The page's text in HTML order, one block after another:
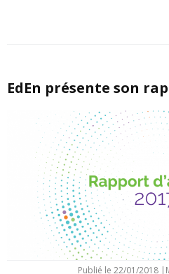
EdEn présente son
Publié le 22/01/2018 |